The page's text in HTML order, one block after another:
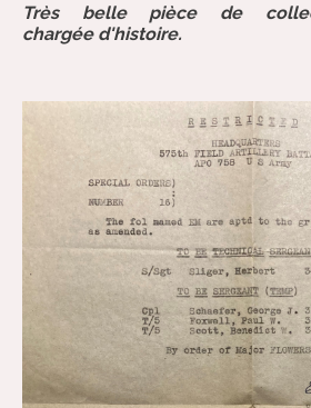
Très belle pièce de
chargée d'histoire.